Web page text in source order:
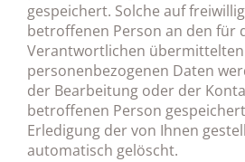
gespeichert. Solche auf
betroffenen Person an den für
Verantwortlichen übermittelten
personenbezogenen Daten
der Bearbeitung oder der
betroffenen Person
Erledigung der von Ihnen
automatisch gelöscht.